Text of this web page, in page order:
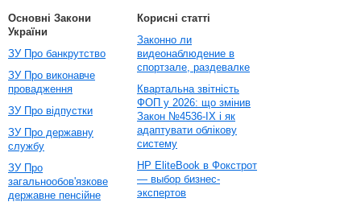
Основні Закони
України
ЗУ Про банкрутство
ЗУ Про виконавче
провадження
ЗУ Про відпустки
ЗУ Про державну
службу
ЗУ Про
загальнообов'язкове
державне пенсійне
Корисні статті
Законно ли
видеонаблюдение в
спортзале, раздевалке
Квартальна звітність
ФОП у 2026: що змінив
Закон №4536-IX і як
адаптувати облікову
систему
HP EliteBook в Фокстрот
— выбор бизнес-
экспертов